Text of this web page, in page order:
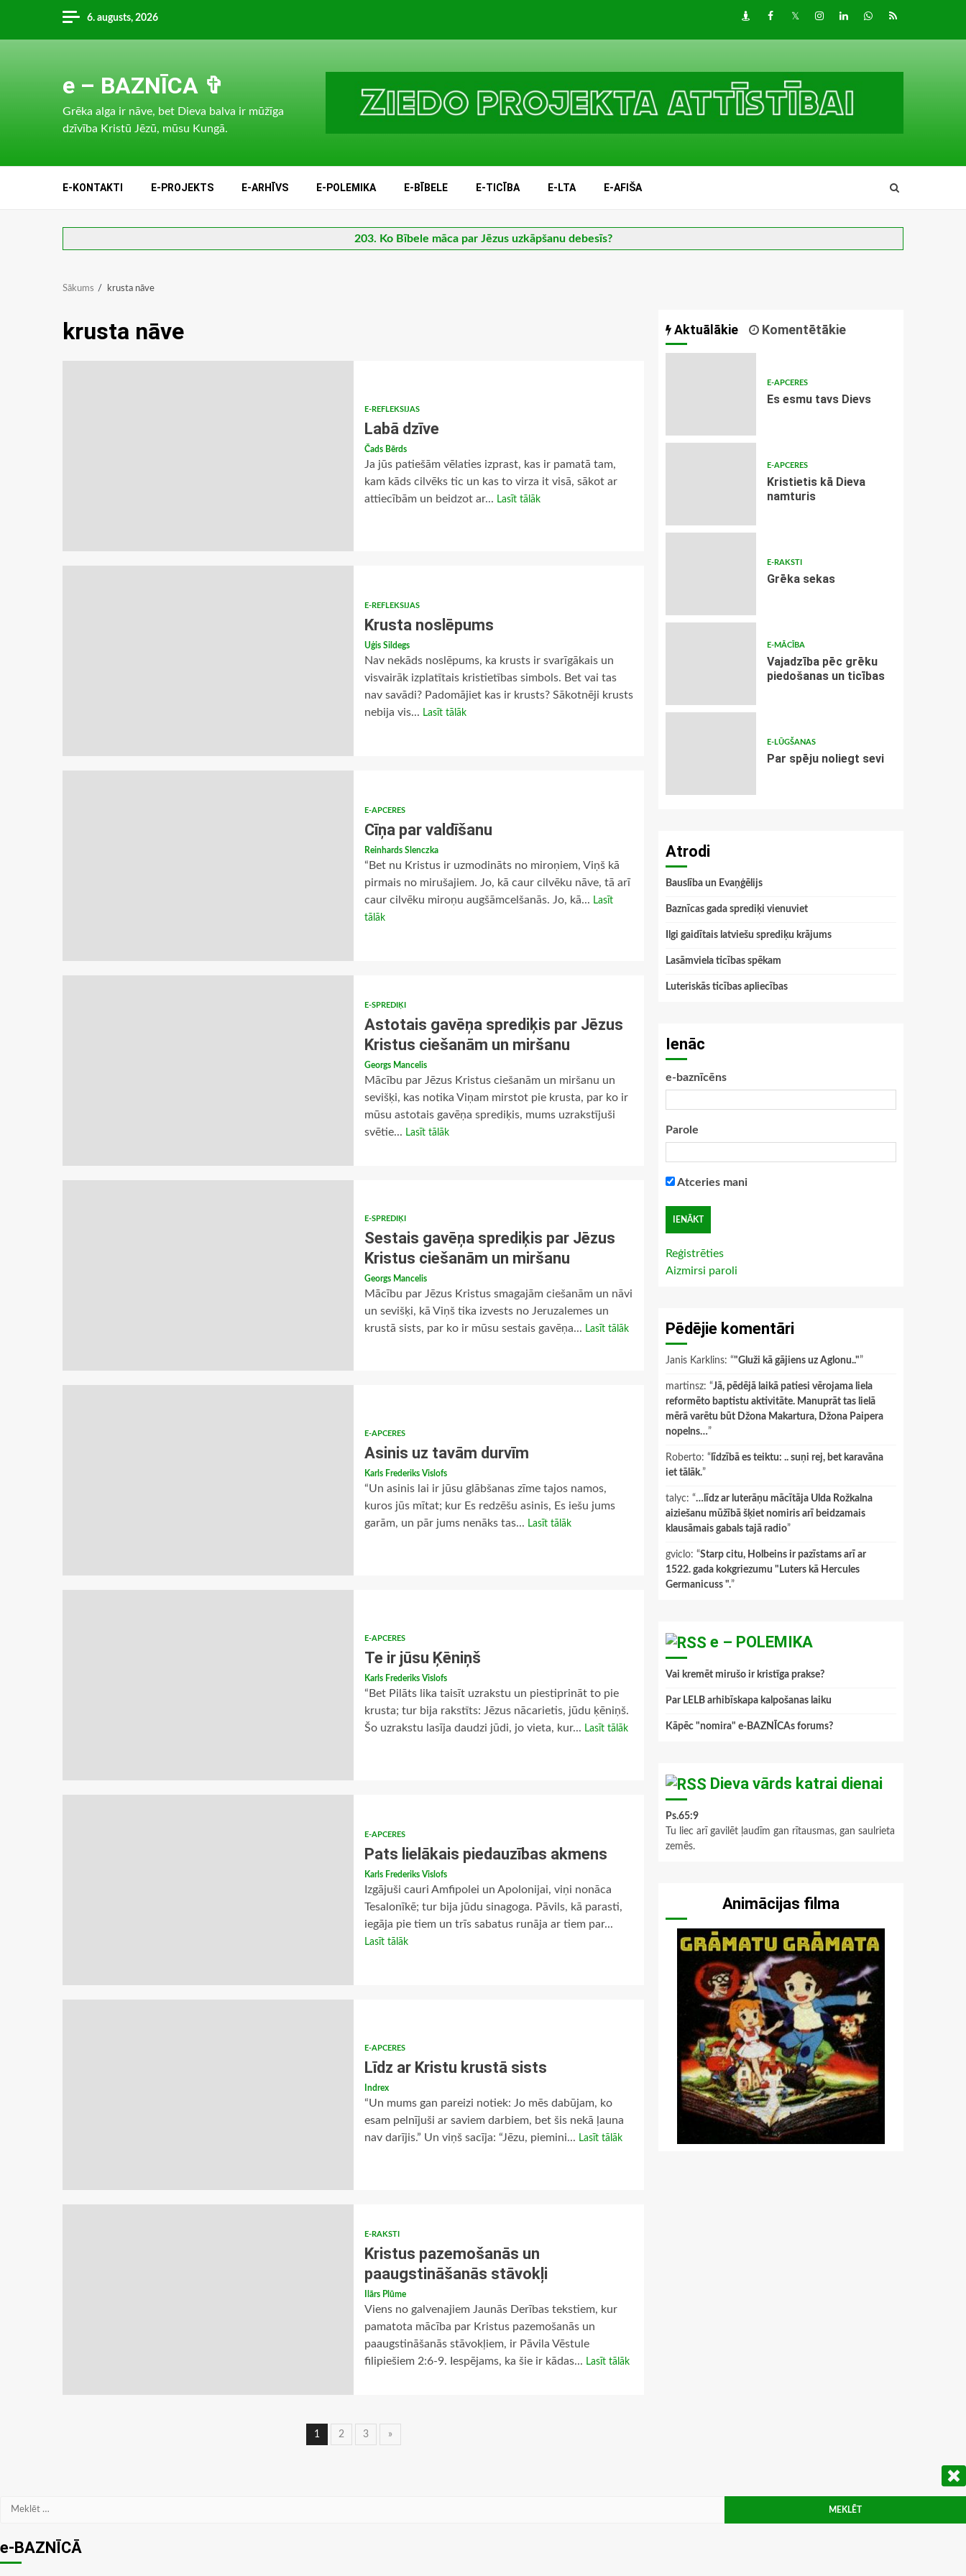
content
6. augusts, 2026 DraugiemFacebook
TwitterInstagram
LinkedInwhatsapp
RSS
e – BAZNĪCA ✞
Grēka alga ir nāve, bet Dieva balva ir mūžīga
dzīvība Kristū Jēzū, mūsu Kungā.
E-KONTAKTI E-PROJEKTS E-ARHĪVS E-POLEMIKA E-BĪBELE E-TICĪBA E-LTA E-AFIŠA
203. Ko Bībele māca par Jēzus uzkāpšanu debesīs?
Sākums krusta nāve
krusta nāve
E-REFLEKSIJAS
Labā dzīve
Čads Bērds
Ja jūs patiešām vēlaties izprast, kas ir pamatā tam,
kam kāds cilvēks tic un kas to virza it visā, sākot ar
attiecībām un beidzot ar... Lasīt tālāk
E-REFLEKSIJAS
Krusta noslēpums
Uģis Sildegs
Nav nekāds noslēpums, ka krusts ir svarīgākais un
visvairāk izplatītais kristietības simbols. Bet vai tas
nav savādi? Padomājiet kas ir krusts? Sākotnēji krusts
nebija vis... Lasīt tālāk
E-APCERES
Cīņa par valdīšanu
Reinhards Slenczka
“Bet nu Kristus ir uzmodināts no miroņiem, Viņš kā
pirmais no mirušajiem. Jo, kā caur cilvēku nāve, tā arī
caur cilvēku miroņu augšāmcelšanās. Jo, kā... Lasīt
tālāk
E-SPREDIĶI
Astotais gavēņa sprediķis par Jēzus
Kristus ciešanām un miršanu
Georgs Mancelis
Mācību par Jēzus Kristus ciešanām un miršanu un
sevišķi, kas notika Viņam mirstot pie krusta, par ko ir
mūsu astotais gavēņa sprediķis, mums uzrakstījuši
svētie... Lasīt tālāk
E-SPREDIĶI
Sestais gavēņa sprediķis par Jēzus
Kristus ciešanām un miršanu
Georgs Mancelis
Mācību par Jēzus Kristus smagajām ciešanām un nāvi
un sevišķi, kā Viņš tika izvests no Jeruzalemes un
krustā sists, par ko ir mūsu sestais gavēņa... Lasīt tālāk
E-APCERES
Asinis uz tavām durvīm
Karls Frederiks Vislofs
“Un asinis lai ir jūsu glābšanas zīme tajos namos,
kuros jūs mītat; kur Es redzēšu asinis, Es iešu jums
garām, un pār jums nenāks tas... Lasīt tālāk
E-APCERES
Te ir jūsu Ķēniņš
Karls Frederiks Vislofs
“Bet Pilāts lika taisīt uzrakstu un piestiprināt to pie
krusta; tur bija rakstīts: Jēzus nācarietis, jūdu ķēniņš.
Šo uzrakstu lasīja daudzi jūdi, jo vieta, kur... Lasīt tālāk
E-APCERES
Pats lielākais piedauzības akmens
Karls Frederiks Vislofs
Izgājuši cauri Amfipolei un Apolonijai, viņi nonāca
Tesalonīkē; tur bija jūdu sinagoga. Pāvils, kā parasti,
iegāja pie tiem un trīs sabatus runāja ar tiem par...
Lasīt tālāk
E-APCERES
Līdz ar Kristu krustā sists
Indrex
“Un mums gan pareizi notiek: Jo mēs dabūjam, ko
esam pelnījuši ar saviem darbiem, bet šis nekā ļauna
nav darījis.” Un viņš sacīja: “Jēzu, piemini... Lasīt tālāk
E-RAKSTI
Kristus pazemošanās un
paaugstināšanās stāvokļi
Ilārs Plūme
Viens no galvenajiem Jaunās Derības tekstiem, kur
pamatota mācība par Kristus pazemošanās un
paaugstināšanās stāvokļiem, ir Pāvila Vēstule
filipiešiem 2:6-9. Iespējams, ka šie ir kādas... Lasīt tālāk
Ziņu
1 2 3 »
Aktuālākie Komentētākie
E-APCERES
Es esmu tavs Dievs
E-APCERES
Kristietis kā Dieva
namturis
E-RAKSTI
Grēka sekas
E-MĀCĪBA
Vajadzība pēc grēku
piedošanas un ticības
E-LŪGŠANAS
Par spēju noliegt sevi
Atrodi
Bauslība un Evaņģēlijs
Baznīcas gada sprediķi vienuviet
Ilgi gaidītais latviešu sprediķu krājums
Lasāmviela ticības spēkam
Luteriskās ticības apliecības
Ienāc
e-baznīcēns
Parole
Atceries mani
Reģistrēties
Aizmirsi paroli
Pēdējie komentāri
Janis Karklins: “"Gluži kā gājiens uz Aglonu.."”
martinsz: “Jā, pēdējā laikā patiesi vērojama liela
reformēto baptistu aktivitāte. Manuprāt tas lielā
mērā varētu būt Džona Makartura, Džona Paipera
nopelns…”
Roberto: “ līdzībā es teiktu: .. suņi rej, bet karavāna
iet tālāk.”
talyc: “…līdz ar luterāņu mācītāja Ulda Rožkalna
aiziešanu mūžībā šķiet nomiris arī beidzamais
klausāmais gabals tajā radio”
gviclo: “Starp citu, Holbeins ir pazīstams arī ar
1522. gada kokgriezumu "Luters kā Hercules
Germanicuss ".”
e – POLEMIKA
Vai kremēt mirušo ir kristīga prakse?
Par LELB arhibīskapa kalpošanas laiku
Kāpēc "nomira" e-BAZNĪCAs forums?
Dieva vārds katrai dienai
Ps.65:9
Tu liec arī gavilēt ļaudīm gan rītausmas, gan saulrieta
zemēs.
Animācijas filma
Meklēt:
e-BAZNĪCĀ